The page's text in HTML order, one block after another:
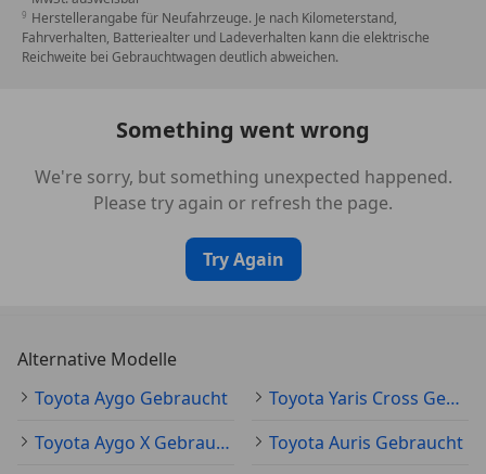
* Getriebe Automat stufenlos
* Haifischflosse Dachantenne
* Kopfairbags vorne und für die äußeren Plätze der
* LED-Frontscheinwerfer mit LED-Lightguide
* Scheinwerfer Ein/Aus-Automatik mittels
Lichtsensor
* Seitenairbags und Zentralairbag vorne
geschwindigkeitsabhängig
* Stoßstange hinten Glossy Black
Irrtum und Zwischenverkauf vorbehalten.
Herstellerangabe für Neufahrzeuge. Je nach Kilometerstand,
Fahrverhalten, Batteriealter und Ladeverhalten kann die elektrische
Reichweite bei Gebrauchtwagen deutlich abweichen.
Something went wrong
We're sorry, but something unexpected happened.
Please try again or refresh the page.
Try Again
Alternative Modelle
Toyota Aygo Gebraucht
Toyota Yaris Cross Gebraucht
Toyota Aygo X Gebraucht
Toyota Auris Gebraucht